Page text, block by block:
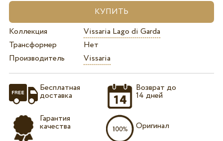
Коллекция
Vissaria Lago di Garda
Трансформер
Нет
Производитель
Vissaria
Бесплатная
доставка
Гарантия
качества
Возврат до
14 дней
Оригинал